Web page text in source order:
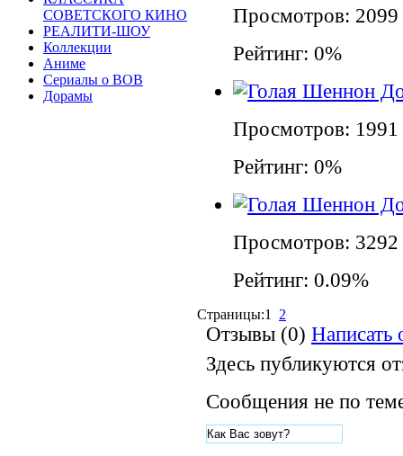
СОВЕТСКОГО КИНО
РЕАЛИТИ-ШОУ
Коллекции
Аниме
Сериалы о ВОВ
Дорамы
Просмотров: 2099
Рейтинг: 0%
Просмотров: 1991
Рейтинг: 0%
Просмотров: 3292
Рейтинг: 0.09%
Страницы:1 2
Отзывы (0) Написать
Здесь публикуются
Сообщения не по